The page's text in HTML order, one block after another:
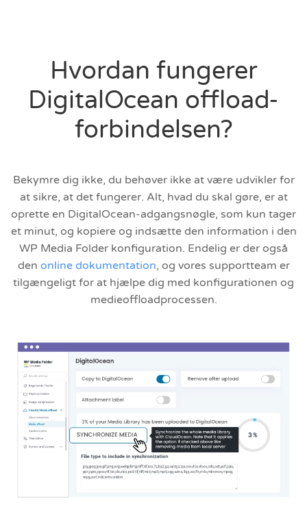
Hvordan fungerer
DigitalOcean offload-
forbindelsen?
Bekymre dig ikke, du behøver ikke at være udvikler for
at sikre, at det fungerer. Alt, hvad du skal gøre, er at
oprette en DigitalOcean-adgangsnøgle, som kun tager
et minut, og kopiere og indsætte den information i den
WP Media Folder konfiguration. Endelig er der også
den online dokumentation, og vores supportteam er
tilgængeligt for at hjælpe dig med konfigurationen og
medieoffloadprocessen.